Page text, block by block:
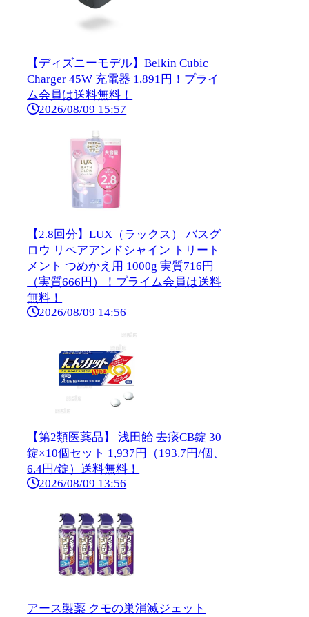
【ディズニーモデル】Belkin Cubic
Charger 45W 充電器 1,891円！プライ
ム会員は送料無料！
2026/08/09 15:57
【2.8回分】LUX（ラックス） バスグ
ロウ リペアアンドシャイン トリート
メント つめかえ用 1000g 実質716円
（実質666円）！プライム会員は送料
無料！
2026/08/09 14:56
【第2類医薬品】 浅田飴 去痰CB錠 30
錠×10個セット 1,937円（193.7円/個、
6.4円/錠）送料無料！
2026/08/09 13:56
アース製薬 クモの巣消滅ジェット